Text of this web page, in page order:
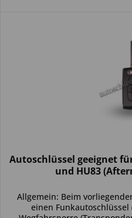
Autoschlüssel geeignet
und HU83
Allgemein: Beim
einen